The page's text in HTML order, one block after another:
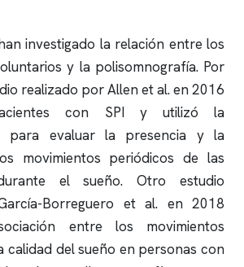
investigado la relación entre los
y la polisomnografía. Por
realizado por Allen et al. en 2016
con SPI y utilizó la
para evaluar la presencia y la
movimientos periódicos de las
el sueño. Otro estudio
Borreguero et al. en 2018
entre los movimientos
calidad del sueño en personas con